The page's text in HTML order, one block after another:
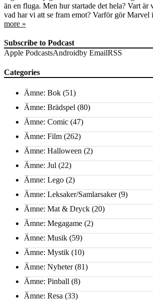
än en fluga. Men hur startade det hela? Vart är
vad har vi att se fram emot? Varför gör
more »
Subscribe to Podcast
Apple PodcastsAndroidby EmailRSS
Categories
Ämne: Bok (51)
Ämne: Brädspel (80)
Ämne: Comic (47)
Ämne: Film (262)
Ämne: Halloween (2)
Ämne: Jul (22)
Ämne: Lego (2)
Ämne: Leksaker/Samlarsaker(9)
Ämne: Mat & Dryck (20)
Ämne: Megagame (2)
Ämne: Musik (59)
Ämne: Mystik (10)
Ämne: Nyheter(81)
Ämne: Pinball (8)
Ämne: Resa (33)